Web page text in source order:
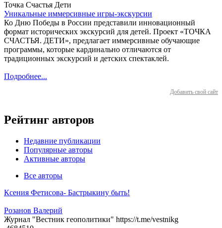
Точка Счастья Дети
Уникальные иммерсивные игры-экскурсии
Ко Дню Победы в России представили инновационный
формат исторических экскурсий для детей. Проект «ТОЧКА
СЧАСТЬЯ. ДЕТИ», предлагает иммерсивные обучающие
программы, которые кардинально отличаются от
традиционных экскурсий и детских спектаклей.
Подробнее...
Добавить свой сайт
Рейтинг авторов
Недавние публикации
Популярные авторы
Активные авторы
Все авторы
Ксения Фетисова- Бастрыкину быть!
Розанов Валерий
Журнал "Вестник геополитики" https://t.me/vestnikg